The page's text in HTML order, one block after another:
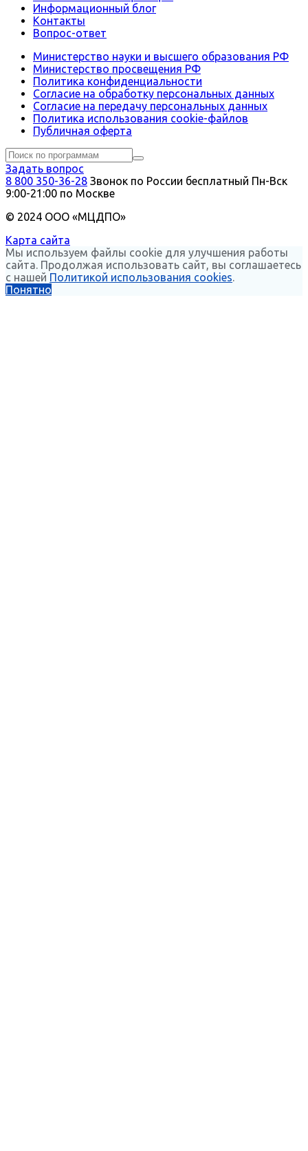
Информационный блог
Контакты
Вопрос-ответ
Министерство науки и высшего образования РФ
Министерство просвещения РФ
Политика конфиденциальности
Согласие на обработку персональных данных
Согласие на передачу персональных данных
Политика использования сookie-файлов
Публичная оферта
Задать вопрос
8 800 350-36-28 Звонок по России бесплатный Пн-Вск
9:00-21:00 по Москве
© 2024 ООО «МЦДПО»
Карта сайта
Мы используем файлы cookie для улучшения работы
сайта. Продолжая использовать сайт, вы соглашаетесь
с нашей Политикой использования cookies.
Понятно